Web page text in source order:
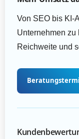
Von SEO bis KI-
Unternehmen zu
Reichweite und